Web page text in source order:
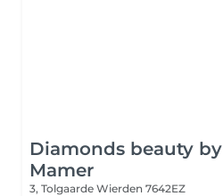
Diamonds beauty by
Mamer
3, Tolgaarde Wierden 7642EZ